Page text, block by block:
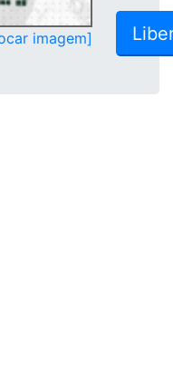
imagem]